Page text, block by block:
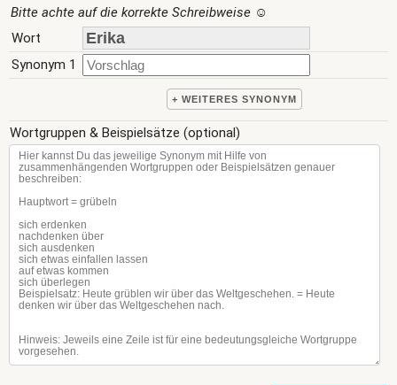
Bitte achte auf die korrekte Schreibweise ☺
Wort
Synonym 1
+ WEITERES SYNONYM
Wortgruppen & Beispielsätze (optional)